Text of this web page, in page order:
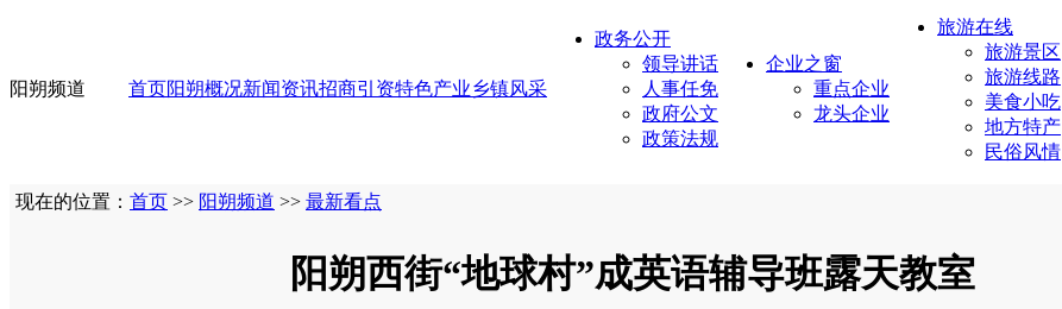
阳朔频道 首页阳朔概况新闻资讯招商引资特色产业乡镇风采
政务公开
领导讲话
人事任免
政府公文
政策法规
企业之窗
重点企业
龙头企业
旅游在线
旅游景区
旅游线路
美食小吃
地方特产
民俗风情
现在的位置： 首页 >> 阳朔频道 >> 最新看点
阳朔西街“地球村”成英语辅导班露天教室